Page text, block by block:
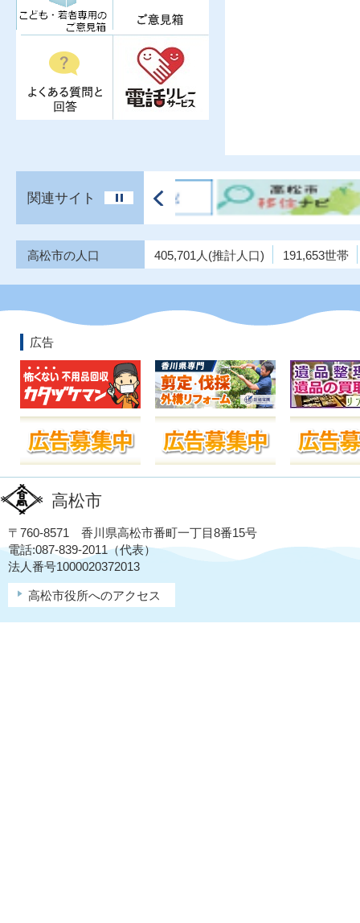
関連サイト
再生
停止
高松市の人口 405,701人(推計人口) 191,653世帯
広告
高松市
〒760-8571 香川県高松市番町一丁目8番15号
電話:087-839-2011（代表）
法人番号1000020372013
高松市役所へのアクセス